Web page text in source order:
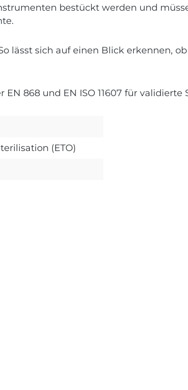
bestückt werden und
lässt sich auf einen Blick erkennen,
868 und EN ISO 11607 für
(ETO)